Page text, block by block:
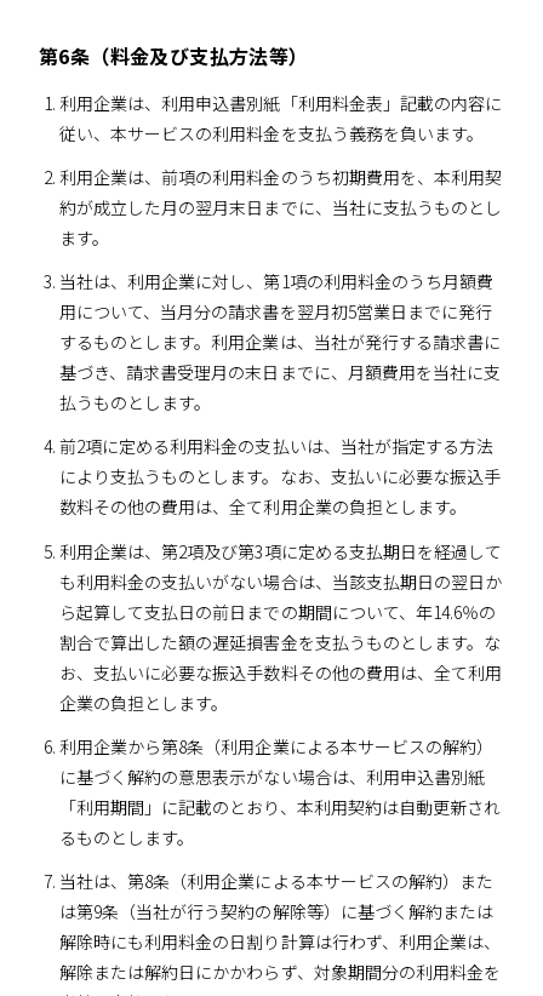
第6条（料金及び支払方法等）
利用企業は、利用申込書別紙「利用料金表」記載の内容に
従い、本サービスの利用料金を支払う義務を負います。
利用企業は、前項の利用料金のうち初期費用を、本利用契
約が成立した月の翌月末日までに、当社に支払うものとし
ます。
当社は、利用企業に対し、第1項の利用料金のうち月額費
用について、当月分の請求書を翌月初5営業日までに発行
するものとします。利用企業は、当社が発行する請求書に
基づき、請求書受理月の末日までに、月額費用を当社に支
払うものとします。
前2項に定める利用料金の支払いは、当社が指定する方法
により支払うものとします。なお、支払いに必要な振込手
数料その他の費用は、全て利用企業の負担とします。
利用企業は、第2項及び第3項に定める支払期日を経過して
も利用料金の支払いがない場合は、当該支払期日の翌日か
ら起算して支払日の前日までの期間について、年14.6％の
割合で算出した額の遅延損害金を支払うものとします。な
お、支払いに必要な振込手数料その他の費用は、全て利用
企業の負担とします。
利用企業から第8条（利用企業による本サービスの解約）
に基づく解約の意思表示がない場合は、利用申込書別紙
「利用期間」に記載のとおり、本利用契約は自動更新され
るものとします。
当社は、第8条（利用企業による本サービスの解約）また
は第9条（当社が行う契約の解除等）に基づく解約または
解除時にも利用料金の日割り計算は行わず、利用企業は、
解除または解約日にかかわらず、対象期間分の利用料金を